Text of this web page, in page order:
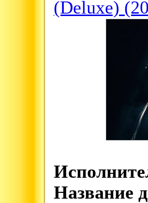
(Deluxe)
Название